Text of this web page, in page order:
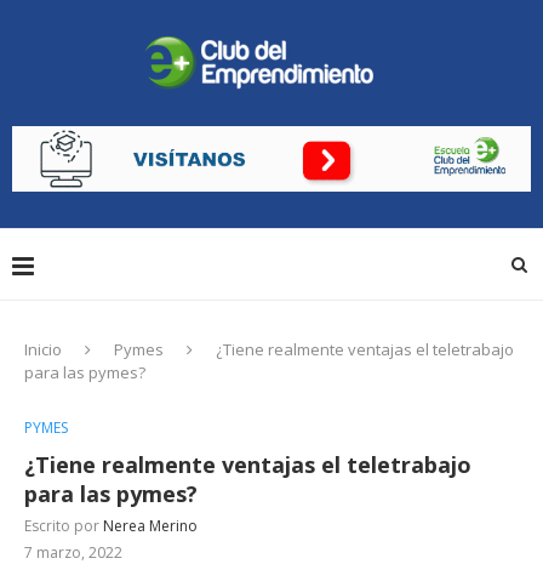
Inicio Pymes
¿Tiene realmente ventajas el teletrabajo
para las pymes?
PYMES
¿Tiene realmente ventajas el teletrabajo
para las pymes?
Escrito por Nerea Merino
7 marzo, 2022